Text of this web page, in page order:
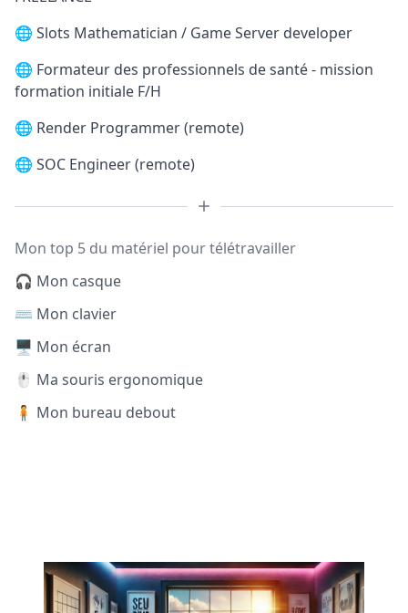
🌐 Slots Mathematician / Game Server developer
🌐 Formateur des professionnels de santé - mission
formation initiale F/H
🌐 Render Programmer (remote)
🌐 SOC Engineer (remote)
Mon top 5 du matériel pour télétravailler
🎧 Mon casque
⌨️ Mon clavier
🖥️ Mon écran
🖱️ Ma souris ergonomique
🧍 Mon bureau debout